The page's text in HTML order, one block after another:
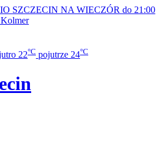
SZCZECIN NA WIECZÓR do 21:00
Kolmer
22°C pojutrze 24°C